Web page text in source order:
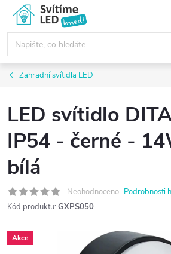
obsah
Zahradní svítidla LED
LED svítidlo
IP54 - černé -
bílá
Neohodnoceno Podrobnosti
Kód produktu: GXPS050
Akce